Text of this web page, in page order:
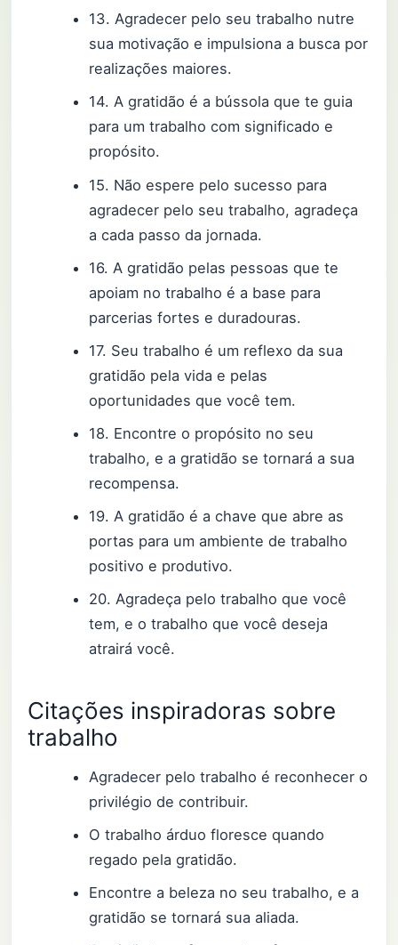
13. Agradecer pelo seu trabalho nutre
sua motivação e impulsiona a busca por
realizações maiores.
14. A gratidão é a bússola que te guia
para um trabalho com significado e
propósito.
15. Não espere pelo sucesso para
agradecer pelo seu trabalho, agradeça
a cada passo da jornada.
16. A gratidão pelas pessoas que te
apoiam no trabalho é a base para
parcerias fortes e duradouras.
17. Seu trabalho é um reflexo da sua
gratidão pela vida e pelas
oportunidades que você tem.
18. Encontre o propósito no seu
trabalho, e a gratidão se tornará a sua
recompensa.
19. A gratidão é a chave que abre as
portas para um ambiente de trabalho
positivo e produtivo.
20. Agradeça pelo trabalho que você
tem, e o trabalho que você deseja
atrairá você.
Citações inspiradoras sobre
trabalho
Agradecer pelo trabalho é reconhecer o
privilégio de contribuir.
O trabalho árduo floresce quando
regado pela gratidão.
Encontre a beleza no seu trabalho, e a
gratidão se tornará sua aliada.